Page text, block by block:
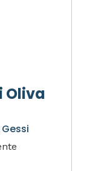
Oliva